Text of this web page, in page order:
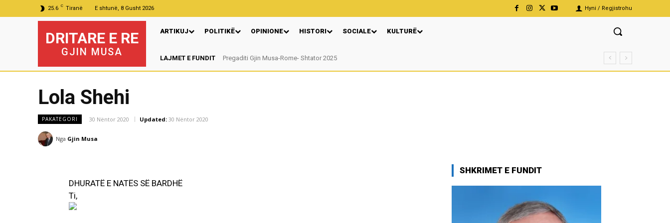
25.6 C Tiranë E shtunë, 8 Gusht 2026 Hyni / Regjistrohu
DRITARE E RE
GJIN MUSA
ARTIKUJ POLITIKË OPINIONE HISTORI SOCIALE KULTURË
LAJMET E FUNDIT Pregaditi Gjin Musa-Rome- Shtator 2025
Nga: Ndue Dedaj
Lola Shehi
PAKATEGORI 30 Nëntor 2020 Updated: 30 Nëntor 2020
Nga Gjin Musa
DHURATË E NATËS SË BARDHË
Ti,
SHKRIMET E FUNDIT